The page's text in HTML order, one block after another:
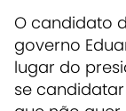
O candidato
governo
lugar do
se